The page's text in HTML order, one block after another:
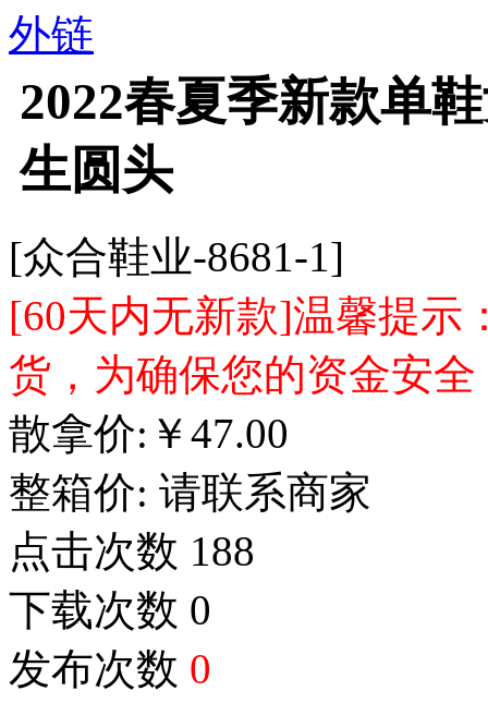
外链
2022春夏季新款单
生圆头
[众合鞋业-8681-1]
[60天内无新款]温馨提示
货，为确保您的资金安
散拿价: ￥47.00
整箱价: 请联系商家
点击次数 188
下载次数 0
发布次数 0